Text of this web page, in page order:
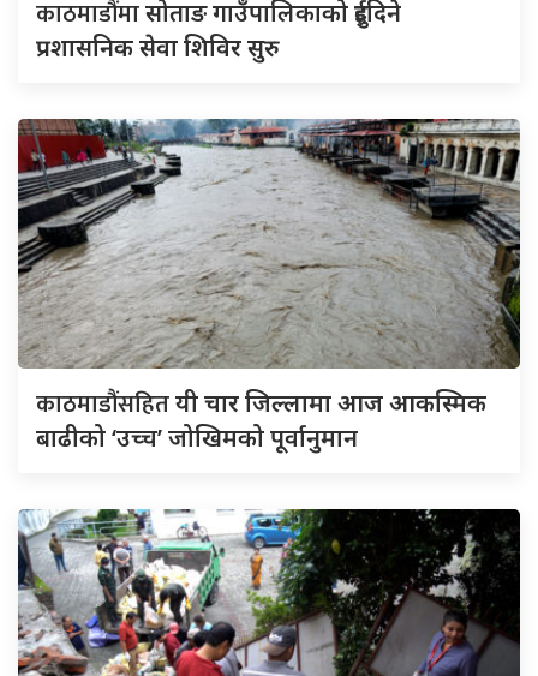
काठमाडौंमासोताङ गाउँपालिकाको दुईदिने
प्रशासनिक सेवा शिविर सुरु
काठमाडौंसहितयी चार जिल्लामा आज आकस्मिक
बाढीको ‘उच्च’ जोखिमको पूर्वानुमान